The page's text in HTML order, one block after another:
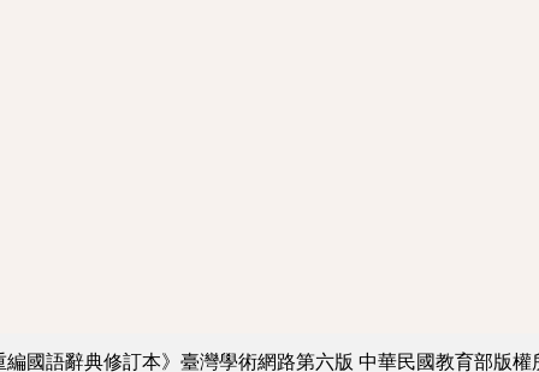
編國語辭典修訂本》臺灣學術網路第六版 中華民國教育部版權